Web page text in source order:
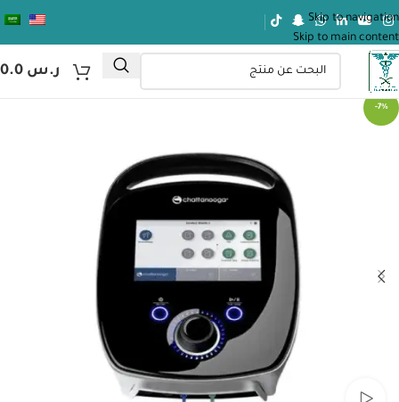
Skip to navigation
Skip to main content
ر.س
-7%